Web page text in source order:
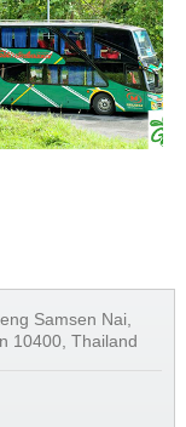
Samsen Nai,
10400, Thailand